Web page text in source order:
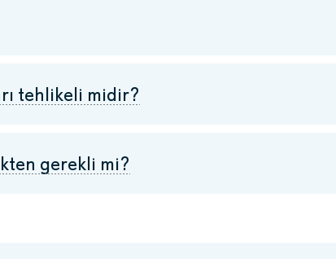
tehlikeli midir?
gerekli mi?